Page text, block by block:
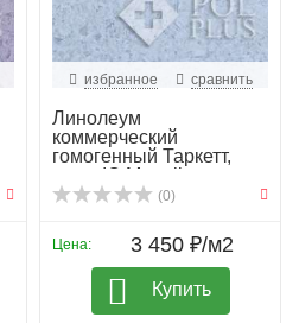
избранное сравнить
Линолеум
коммерческий
гомогенный Таркетт,
колл. IQ Megali...
(0)
Цена: 3 450 ₽/м2
Купить